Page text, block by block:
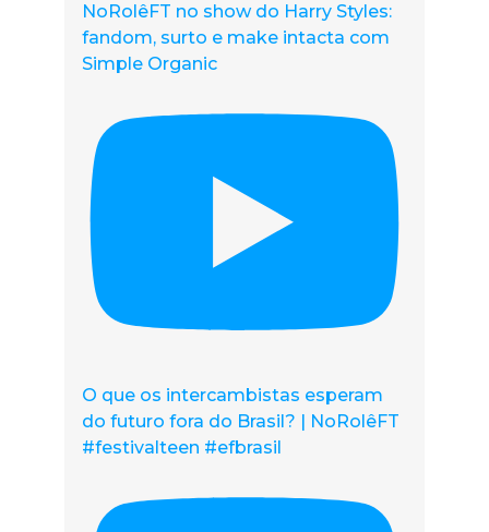
NoRolêFT no show do Harry Styles:
fandom, surto e make intacta com
Simple Organic
O que os intercambistas esperam
do futuro fora do Brasil? | NoRolêFT
#festivalteen #efbrasil